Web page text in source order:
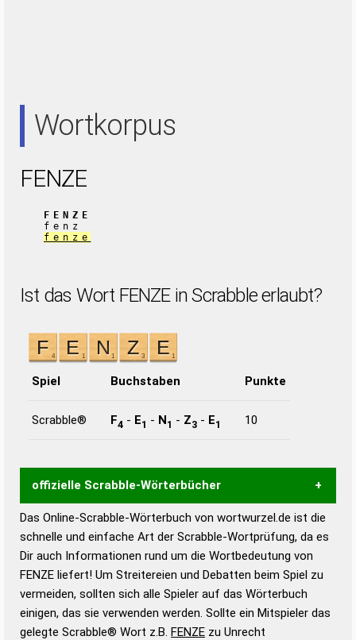
Wortkorpus
FENZE
FENZE
fenz
fenze
Ist das Wort FENZE in Scrabble erlaubt?
Spiel Buchstaben Punkte
Scrabble® F4 - E1 - N1 - Z3 - E1 10
offizielle Scrabble-Wörterbücher
Wortwurzel liefert mit Hilfe eines semantischen
Wortanalyse-Algorithmus gute Anhaltspunkte zu
Wortbedeutung, Worttrennung und Wortform, um die
Gültigkeit eines Wortes für das Scrabble-Spiel zu
bestimmen!
zugelassene Turnier Scrabble-
Wörterbücher sind:
Das Online-Scrabble-Wörterbuch von wortwurzel.de ist die
schnelle und einfache Art der Scrabble-Wortprüfung, da es
Dir auch Informationen rund um die Wortbedeutung von
FENZE liefert! Um Streitereien und Debatten beim Spiel zu
vermeiden, sollten sich alle Spieler auf das Wörterbuch
einigen, das sie verwenden werden. Sollte ein Mitspieler das
gelegte Scrabble® Wort z.B. FENZE zu Unrecht